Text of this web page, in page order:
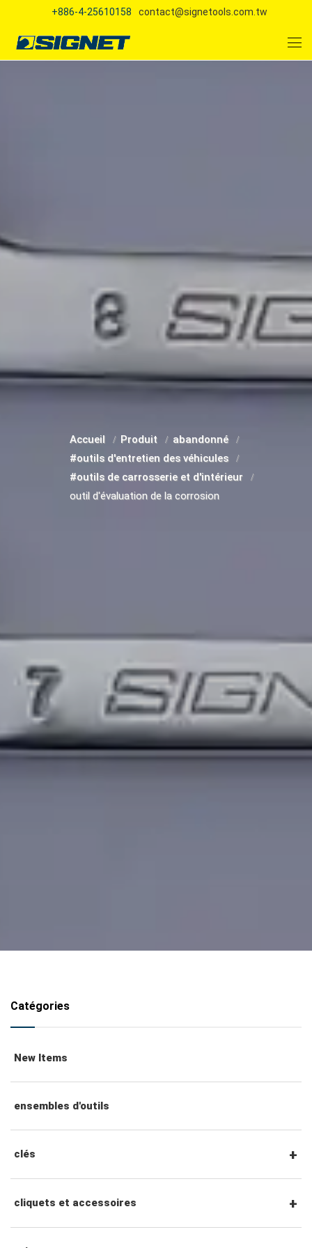
+886-4-25610158 contact@signetools.com.tw
Accueil Produit
abandonné
#outils d'entretien des véhicules
#outils de carrosserie et d'intérieur
outil d'évaluation de la corrosion
Catégories
New Items
ensembles d'outils
clés
clés mixtes
cliquets et accessoires